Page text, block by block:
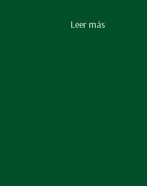
Leer más